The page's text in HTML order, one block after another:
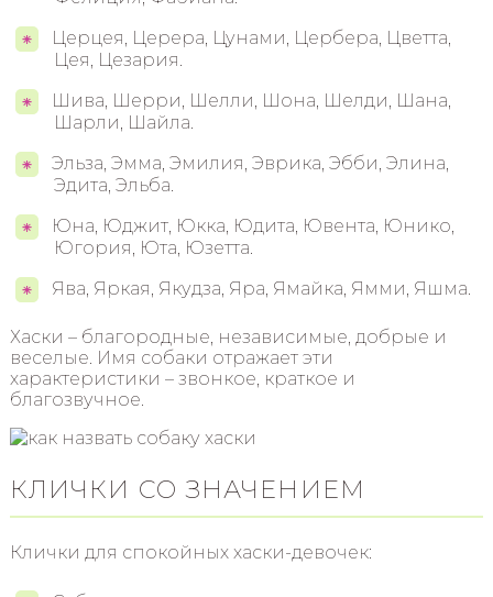
Церцея, Церера, Цунами, Цербера, Цветта,
Цея, Цезария.
Шива, Шерри, Шелли, Шона, Шелди, Шана,
Шарли, Шайла.
Эльза, Эмма, Эмилия, Эврика, Эбби, Элина,
Эдита, Эльба.
Юна, Юджит, Юкка, Юдита, Ювента, Юнико,
Югория, Юта, Юзетта.
Ява, Яркая, Якудза, Яра, Ямайка, Ямми, Яшма.
Хаски – благородные, независимые, добрые и
веселые. Имя собаки отражает эти
характеристики – звонкое, краткое и
благозвучное.
КЛИЧКИ СО ЗНАЧЕНИЕМ
Клички для спокойных хаски-девочек: